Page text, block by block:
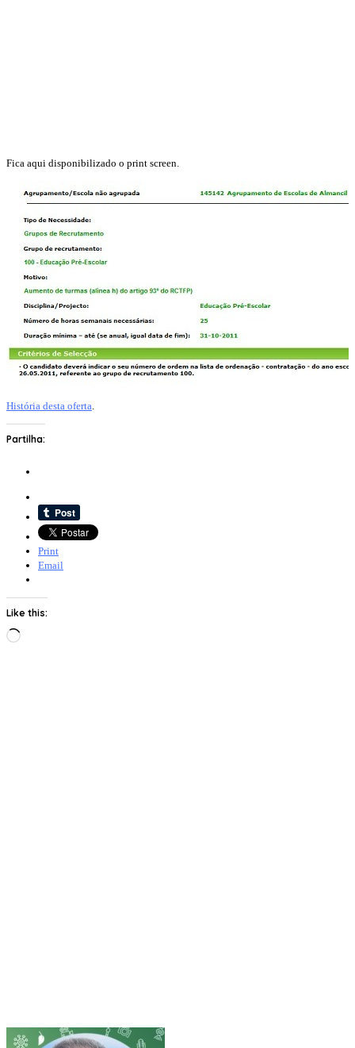
Fica aqui disponibilizado o print screen.
História desta oferta
Partilha:
Print
Email
Like this:
Loading…